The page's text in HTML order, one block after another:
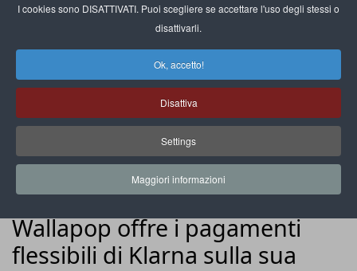
I cookies sono DISATTIVATI. Puoi scegliere se accettare l'uso degli stessi o
disattivarli.
Ok, accetto!
Disattiva
Settings
Maggiori informazioni
Klarna consente di pagare gli acquisti su Wallapop superiori
a 35 euro in 3 rate senza interessi
Wallapop offre i pagamenti
flessibili di Klarna sulla sua